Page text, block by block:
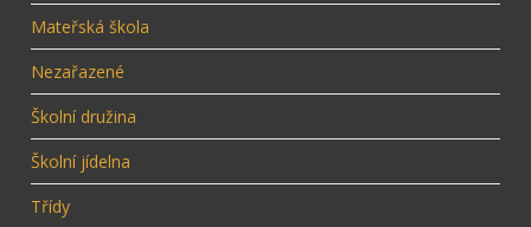
Mateřská škola
Nezařazené
Školní družina
Školní jídelna
Třídy